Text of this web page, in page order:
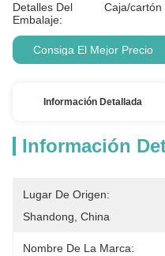
Detalles Del
Embalaje:
Caja/
Consiga El Mejor Precio
Información Detallada
Información
Lugar De Origen:
Shandong, China
Nombre De La Marca: